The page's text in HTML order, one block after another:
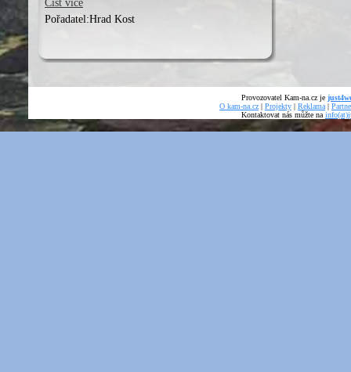
Pořadatel:Hrad Kost
Provozovatel Kam-na.cz je
O kam-na.cz | Projekty | Reklama |
Kontaktovat nás můžte na